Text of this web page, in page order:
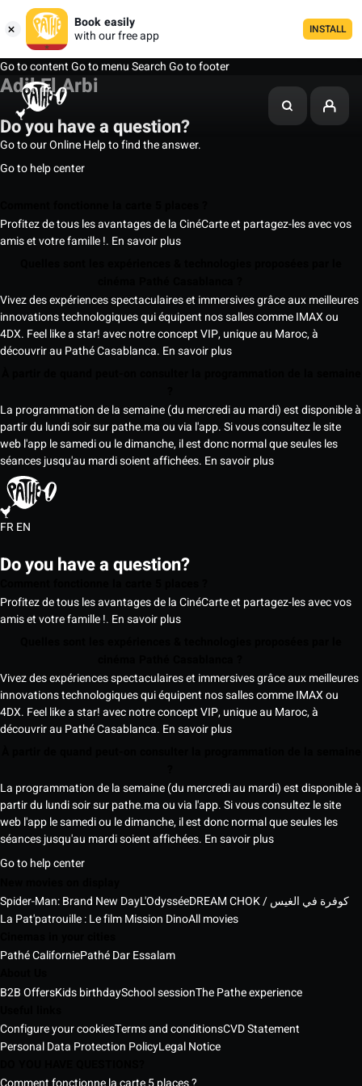
Book easily
with our free app
INSTALL
Go to contentGo to menuSearchGo to footer
Adil El Arbi
Do you have a question?
Go to our Online Help to find the answer.
Go to help center
Profitez de tous les avantages de la CinéCarte et partagez-les avec vos
amis et votre famille !. En savoir plus
Vivez des expériences spectaculaires et immersives grâce aux meilleures
innovations technologiques qui équipent nos salles comme IMAX ou
4DX. Feel like a star! avec notre concept VIP, unique au Maroc, à
découvrir au Pathé Casablanca. En savoir plus
La programmation de la semaine (du mercredi au mardi) est disponible à
partir du lundi soir sur pathe.ma ou via l'app. Si vous consultez le site
web l'app le samedi ou le dimanche, il est donc normal que seules les
séances jusqu'au mardi soient affichées. En savoir plus
FREN
Do you have a question?
Profitez de tous les avantages de la CinéCarte et partagez-les avec vos
amis et votre famille !. En savoir plus
Vivez des expériences spectaculaires et immersives grâce aux meilleures
innovations technologiques qui équipent nos salles comme IMAX ou
4DX. Feel like a star! avec notre concept VIP, unique au Maroc, à
découvrir au Pathé Casablanca. En savoir plus
La programmation de la semaine (du mercredi au mardi) est disponible à
partir du lundi soir sur pathe.ma ou via l'app. Si vous consultez le site
web l'app le samedi ou le dimanche, il est donc normal que seules les
séances jusqu'au mardi soient affichées. En savoir plus
Go to help center
Spider-Man: Brand New DayL'Odyssée
DREAM CHOK / كوفرة في الغيس
La Pat'patrouille : Le film Mission DinoAll movies
Pathé CaliforniePathé Dar Essalam
B2B OffersKids birthdaySchool sessionThe Pathe experience
Configure your cookiesTerms and conditionsCVD Statement
Personal Data Protection PolicyLegal Notice